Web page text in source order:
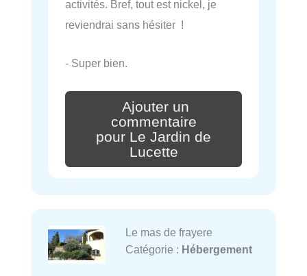
activités. Bref, tout est nickel, je
reviendrai sans hésiter !
- Super bien.
Ajouter un
commentaire
pour Le Jardin de
Lucette
Le mas de frayere
Catégorie : Hébergement